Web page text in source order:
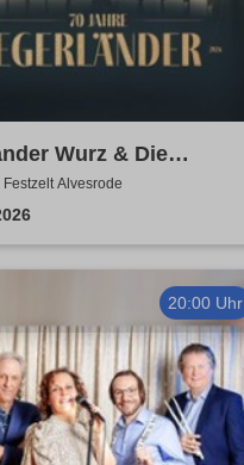
Wurz & Die
Musikanten - Das
Alvesrode
20:00 Uhr